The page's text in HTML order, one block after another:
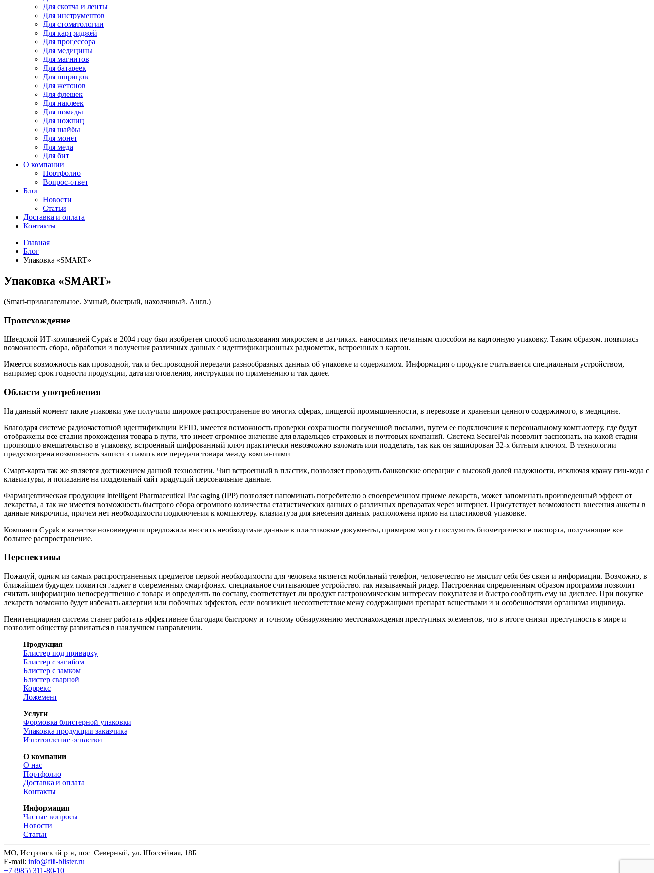
Для скотча и ленты
Для инструментов
Для стоматологии
Для картриджей
Для процессора
Для медицины
Для магнитов
Для батареек
Для шприцов
Для жетонов
Для флешек
Для наклеек
Для помады
Для ножниц
Для шайбы
Для монет
Для меда
Для бит
О компании
Портфолио
Вопрос-ответ
Блог
Новости
Статьи
Доставка и оплата
Контакты
Главная
Блог
Упаковка «SMART»
Упаковка «SMART»
(Smart-прилагательное. Умный, быстрый, находчивый. Англ.)
Происхождение
Шведской ИТ-компанией Cypak в 2004 году был изобретен способ использования микросхем в датчиках, наносимых печатным способом на картонную упаковку. Таким образом, появилась
возможность сбора, обработки и получения различных данных с идентификационных радиометок, встроенных в картон.
Имеется возможность как проводной, так и беспроводной передачи разнообразных данных об упаковке и содержимом. Информация о продукте считывается специальным устройством,
например срок годности продукции, дата изготовления, инструкция по применению и так далее.
Области употребления
На данный момент такие упаковки уже получили широкое распространение во многих сферах, пищевой промышленности, в перевозке и хранении ценного содержимого, в медицине.
Благодаря системе радиочастотной идентификации RFID, имеется возможность проверки сохранности полученной посылки, путем ее подключения к персональному компьютеру, где будут
отображены все стадии прохождения товара в пути, что имеет огромное значение для владельцев страховых и почтовых компаний. Система SecurePak позволит распознать, на какой стадии
произошло вмешательство в упаковку, встроенный шифрованный ключ практически невозможно взломать или подделать, так как он зашифрован 32-х битным ключом. В технологии
предусмотрена возможность записи в память все передачи товара между компаниями.
Смарт-карта так же является достижением данной технологии. Чип встроенный в пластик, позволяет проводить банковские операции с высокой долей надежности, исключая кражу пин-кода с
клавиатуры, и попадание на поддельный сайт крадущий персональные данные.
Фармацевтическая продукция Intelligent Pharmaceutical Packaging (IPP) позволяет напоминать потребителю о своевременном приеме лекарств, может запоминать произведенный эффект от
лекарства, а так же имеется возможность быстрого сбора огромного количества статистических данных о различных препаратах через интернет. Присутствует возможность внесения анкеты в
данные микрочипа, причем нет необходимости подключения к компьютеру. клавиатура для внесения данных расположена прямо на пластиковой упаковке.
Компания Cypak в качестве нововведения предложила вносить необходимые данные в пластиковые документы, примером могут послужить биометрические паспорта, получающие все
большее распространение.
Перспективы
Пожалуй, одним из самых распространенных предметов первой необходимости для человека является мобильный телефон, человечество не мыслит себя без связи и информации. Возможно, в
ближайшем будущем появится гаджет в современных смартфонах, специальное считывающее устройство, так называемый ридер. Настроенная определенным образом программа позволит
считать информацию непосредственно с товара и определить по составу, соответствует ли продукт гастрономическим интересам покупателя и быстро сообщить ему на дисплее. При покупке
лекарств возможно будет избежать аллергии или побочных эффектов, если возникнет несоответствие межу содержащими препарат веществами и и особенностями организма индивида.
Пенитенциарная система станет работать эффективнее благодаря быстрому и точному обнаружению местонахождения преступных элементов, что в итоге снизит преступность в мире и
позволит обществу развиваться в наилучшем направлении.
Продукция
Блистер под приварку
Блистер с загибом
Блистер с замком
Блистер сварной
Коррекс
Ложемент
Услуги
Формовка блистерной упаковки
Упаковка продукции заказчика
Изготовление оснастки
О компании
О нас
Портфолио
Доставка и оплата
Контакты
Информация
Частые вопросы
Новости
Статьи
МО, Истринский р-н, пос. Северный, ул. Шоссейная, 18Б
E-mail: info@fili-blister.ru
+7 (985) 311-80-10